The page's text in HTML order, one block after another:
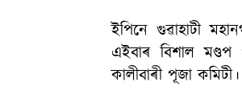
ইপিনে গুৱাহাটী
এইবাৰ বিশাল মণ্ডপ
কালীবাৰী পূজা কমিটী।